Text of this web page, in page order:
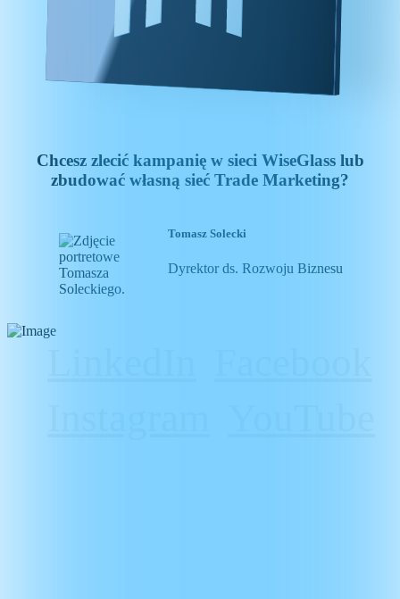
Chcesz zlecićkampanię w sieci WiseGlasslub
zbudować własną sieć Trade Marketing?
Tomasz Solecki
Dyrektor ds. Rozwoju Biznesu